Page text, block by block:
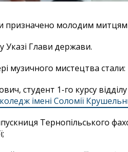
призначено молодим
Указі Глави держави.
музичного мистецтва стали:
студент 1-го курсу відділу
імені Соломії
Тернопільського